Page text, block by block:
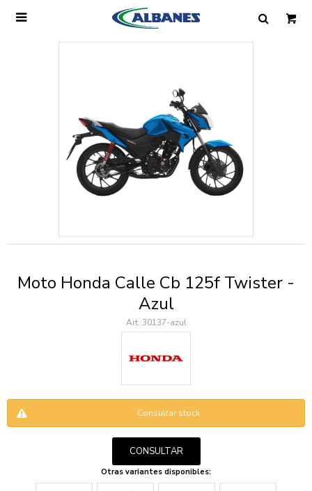

Moto Honda Calle Cb 125f Twister -
Azul
30137-azul
Consultar stock
CONSULTAR
Otras variantes disponibles:
Correo electrónico
Mensaje